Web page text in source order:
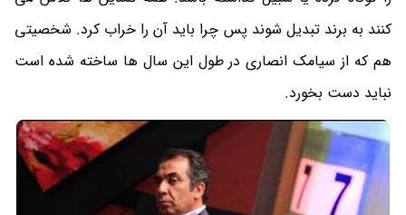
کنند به برند تبدیل شوند پس چرا باید آن را خراب کرد. شخصیتی
هم که از سیامک انصاری در طول این سال ها ساخته شده است
نباید دست بخورد.